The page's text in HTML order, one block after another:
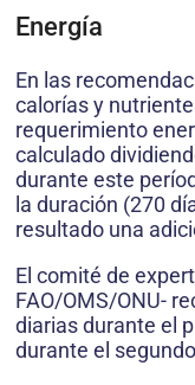
Energía
En las
calorías y
requerimiento
calculado
durante este
la duración (270
resultado una
El comité de
FAO/OMS/ONU-
diarias durante el
durante el